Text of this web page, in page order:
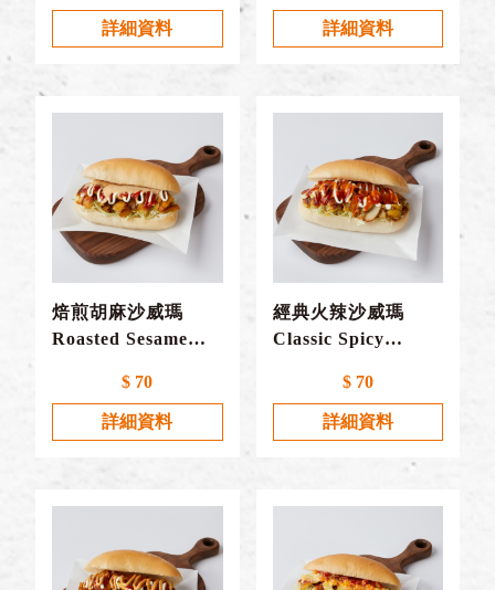
詳細資料 詳細資料
焙煎胡麻沙威瑪
Roasted Sesame
$ 70
詳細資料
經典火辣沙威瑪
Classic Spicy
$ 70
詳細資料